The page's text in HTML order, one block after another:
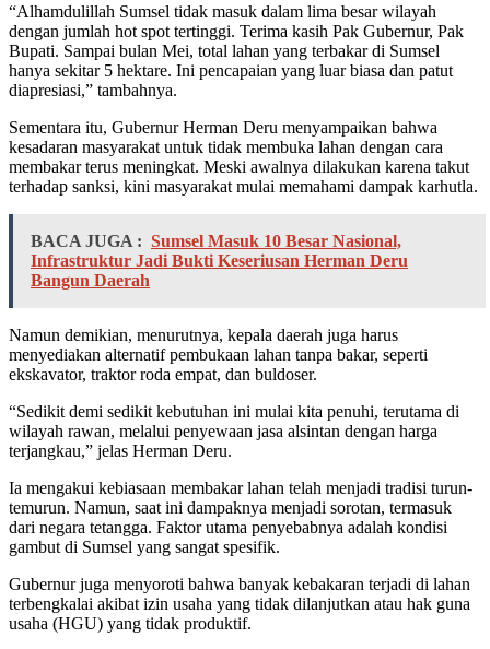
“Alhamdulillah Sumsel tidak masuk dalam lima besar wilayah
dengan jumlah hot spot tertinggi. Terima kasih Pak Gubernur, Pak
Bupati. Sampai bulan Mei, total lahan yang terbakar di Sumsel
hanya sekitar 5 hektare. Ini pencapaian yang luar biasa dan patut
diapresiasi,” tambahnya.
Sementara itu, Gubernur Herman Deru menyampaikan bahwa
kesadaran masyarakat untuk tidak membuka lahan dengan cara
membakar terus meningkat. Meski awalnya dilakukan karena takut
terhadap sanksi, kini masyarakat mulai memahami dampak karhutla.
BACA JUGA : Sumsel Masuk 10 Besar Nasional,
Infrastruktur Jadi Bukti Keseriusan Herman Deru
Bangun Daerah
Namun demikian, menurutnya, kepala daerah juga harus
menyediakan alternatif pembukaan lahan tanpa bakar, seperti
ekskavator, traktor roda empat, dan buldoser.
“Sedikit demi sedikit kebutuhan ini mulai kita penuhi, terutama di
wilayah rawan, melalui penyewaan jasa alsintan dengan harga
terjangkau,” jelas Herman Deru.
Ia mengakui kebiasaan membakar lahan telah menjadi tradisi turun-
temurun. Namun, saat ini dampaknya menjadi sorotan, termasuk
dari negara tetangga. Faktor utama penyebabnya adalah kondisi
gambut di Sumsel yang sangat spesifik.
Gubernur juga menyoroti bahwa banyak kebakaran terjadi di lahan
terbengkalai akibat izin usaha yang tidak dilanjutkan atau hak guna
usaha (HGU) yang tidak produktif.